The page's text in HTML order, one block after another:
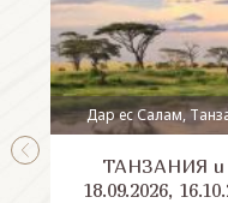
Дар ес Салам,
ТАНЗАНИЯ и
18.09.2026,